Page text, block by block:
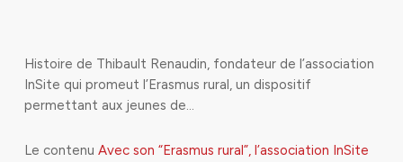
Histoire de Thibault Renaudin, fondateur de l’association
InSite qui promeut l’Erasmus rural, un dispositif
permettant aux jeunes de…
Le contenu Avec son “Erasmus rural”, l’association InSite